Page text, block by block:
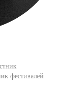
фестивалей